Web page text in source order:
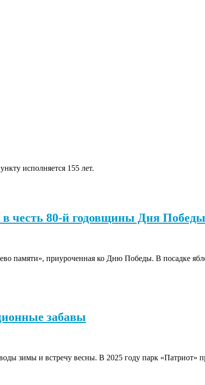
исполняется 155 лет.
честь 80-й годовщины Дня Победы
памяти», приуроченная ко Дню Победы. В посадке
забавы
зимы и встречу весны. В 2025 году парк «Патриот»